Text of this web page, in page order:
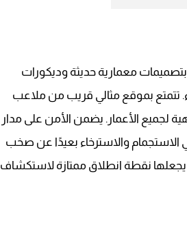
بتصميمات معمارية حديثة وديكورات
تتمتع بموقع مثالي قريب من ملاعب
لجميع الأعمار. يضمن الأمن على مدار
في الاستجمام والاسترخاء بعيدًا عن صخب
يجعلها نقطة انطلاق ممتازة لاستكشاف